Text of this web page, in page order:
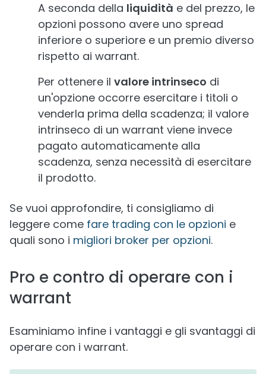
A seconda della liquidità e del prezzo, le
opzioni possono avere uno spread
inferiore o superiore e un premio diverso
rispetto ai warrant.
Per ottenere il valore intrinseco di
un'opzione occorre esercitare i titoli o
venderla prima della scadenza; il valore
intrinseco di un warrant viene invece
pagato automaticamente alla
scadenza, senza necessità di esercitare
il prodotto.
Se vuoi approfondire, ti consigliamo di
leggere come fare trading con le opzioni e
quali sono i migliori broker per opzioni.
Pro e contro di operare con i
warrant
Esaminiamo infine i vantaggi e gli svantaggi di
operare con i warrant.